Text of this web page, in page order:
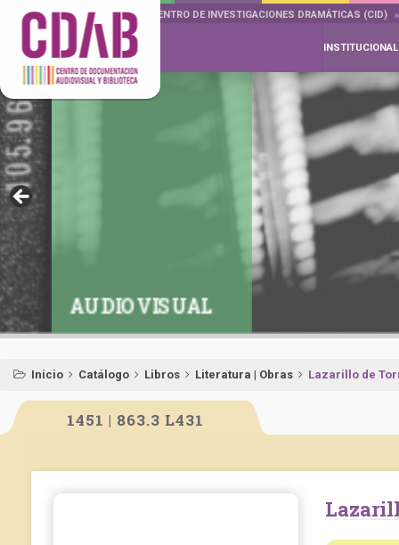
DOCUMENTA DRAMÁTICAS CENTRO DE INVESTIGACIONES DRAMÁTICAS (CID)
INSTITUCIONAL
AUDIOVISUAL
Inicio Catálogo Libros Literatura | Obras Lazarillo de
1451 | 863.3 L431